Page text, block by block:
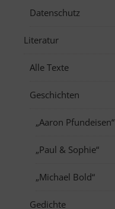
Datenschutz
Literatur
Alle Texte
Geschichten
„Aaron Pfundeisen“
„Paul & Sophie“
„Michael Bold“
Gedichte